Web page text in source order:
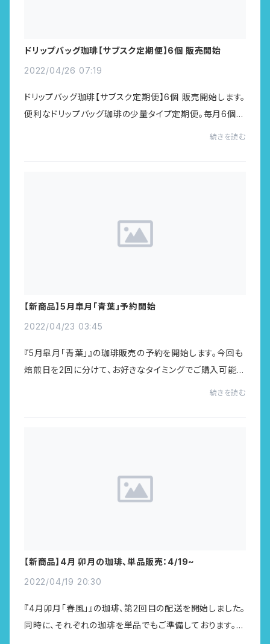
ドリップバッグ珈琲【サブスク定期便】6個 販売開始
2022/04/26 07:19
ドリップバッグ珈琲【サブスク定期便】6個 販売開始します。
便利なドリップバッグ珈琲の少量タイプ定期便。毎月6個、
お届けします。※商品注文画面から詳細をご確認できます。
続きを読む
【新商品】5月皐月「青葉」予約開始
2022/04/23 03:45
『5月皐月「青葉」』の珈琲販売の予約を開始します。今回も
焙煎日を2回に分けて、お好きなタイミングでご購入可能で
続きを読む
【新商品】4月 卯月の珈琲、単品販売：4/19~
2022/04/19 20:30
『4月卯月「春風」』の珈琲、第2回目の配送を開始しました。
同時に、それぞれの珈琲を単品でもご準備しております。・